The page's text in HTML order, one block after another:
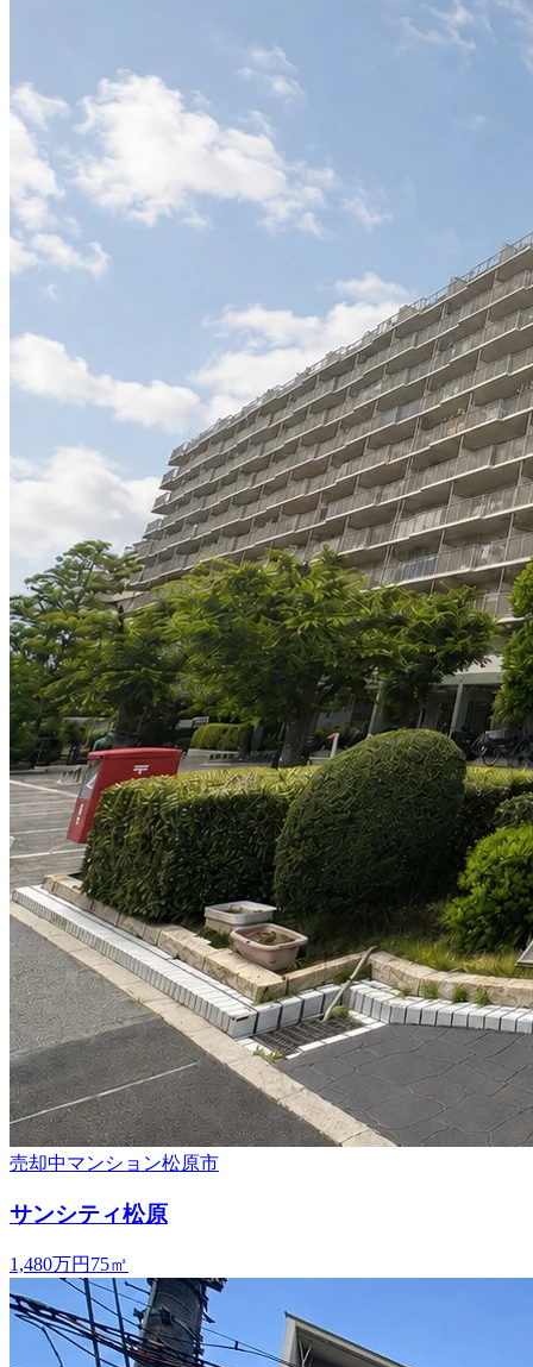
売却中マンション松原市
サンシティ松原
1,480万円 75㎡